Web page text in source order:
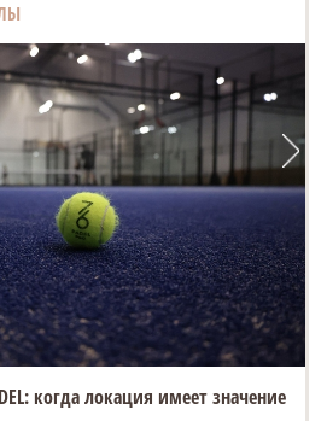
когда локация имеет значение